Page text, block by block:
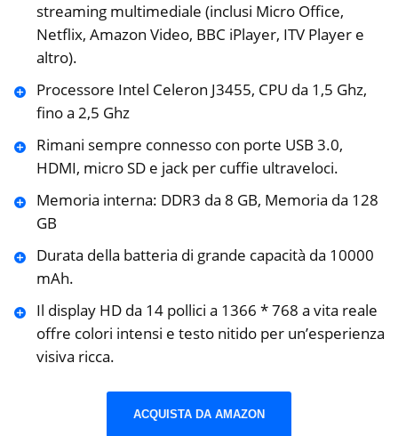
streaming multimediale (inclusi Micro Office,
Netflix, Amazon Video, BBC iPlayer, ITV Player e
altro).
Processore Intel Celeron J3455, CPU da 1,5 Ghz,
fino a 2,5 Ghz
Rimani sempre connesso con porte USB 3.0,
HDMI, micro SD e jack per cuffie ultraveloci.
Memoria interna: DDR3 da 8 GB, Memoria da 128
GB
Durata della batteria di grande capacità da 10000
mAh.
Il display HD da 14 pollici a 1366 * 768 a vita reale
offre colori intensi e testo nitido per un’esperienza
visiva ricca.
ACQUISTA DA AMAZON